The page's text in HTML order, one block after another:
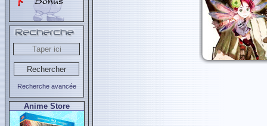
Recherche avancée
Anime Store